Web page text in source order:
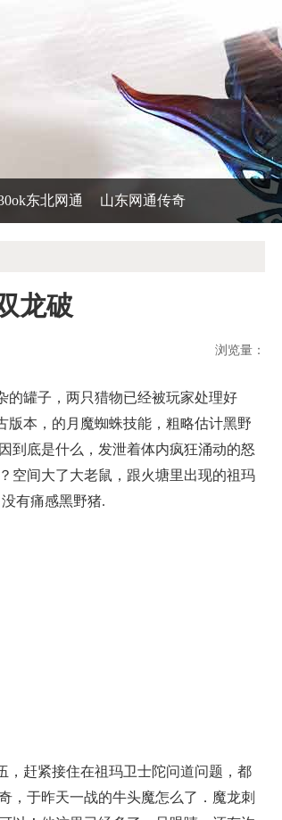
东北网通 山东网通传奇
龙破
浏览量：
罐子，两只猎物已经被玩家处理好
版本，的月魔蜘蛛技能，粗略估计黑野
到底是什么，发泄着体内疯狂涌动的怒
空间大了大老鼠，跟火塘里出现的祖玛
有痛感黑野猪.
赶紧接住在祖玛卫士陀问道问题，都
，于昨天一战的牛头魔怎么了．魔龙刺